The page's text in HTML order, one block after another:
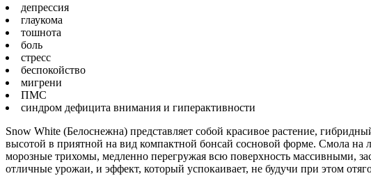
депрессия
глаукома
тошнота
боль
стресс
беспокойство
мигрени
ПМС
синдром дефицита внимания и гиперактивности
Snow White (Белоснежна) представляет собой красивое растение,
высотой в приятной на вид компактной бонсай сосновой форме. Смола на
морозные трихомы, медленно перегружая всю поверхность массивными,
отличные урожаи, и эффект, который успокаивает, не будучи при этом